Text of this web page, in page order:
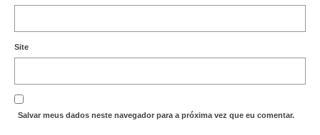
Site
Salvar meus dados neste navegador para a próxima vez que eu comentar.